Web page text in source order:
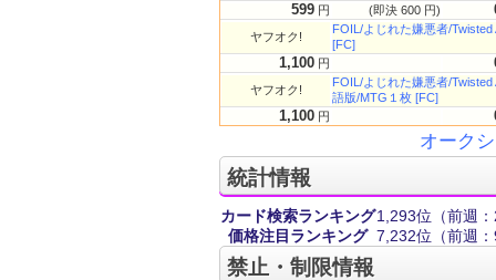
599 円 (即決 600 円)
ヤフオク!
FOIL/よじれた嫌悪者/
[FC]
1,100 円
ヤフオク!
FOIL/よじれた嫌悪者/
語版/MTG１枚 [FC]
1,100 円
オーク
統計情報
カード検索ランキング1,293位 （前週
価格注目ランキング 7,232位 （前週
禁止・制限情報